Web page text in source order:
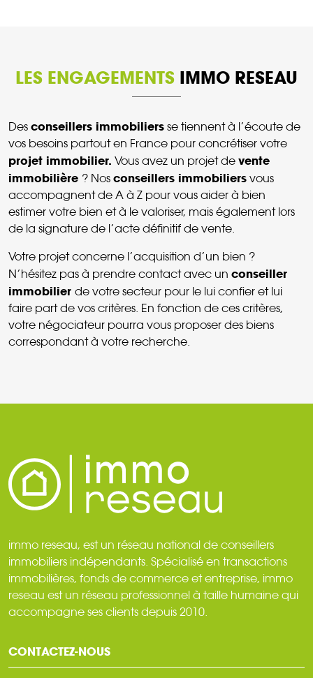
LES ENGAGEMENTS IMMO RESEAU
Des conseillers immobiliers se tiennent à l’écoute de
vos besoins partout en France pour concrétiser votre
projet immobilier. Vous avez un projet de vente
immobilière ? Nos conseillers immobiliers vous
accompagnent de A à Z pour vous aider à bien
estimer votre bien et à le valoriser, mais également lors
de la signature de l’acte définitif de vente.
Votre projet concerne l’acquisition d’un bien ?
N’hésitez pas à prendre contact avec un conseiller
immobilier de votre secteur pour le lui confier et lui
faire part de vos critères. En fonction de ces critères,
votre négociateur pourra vous proposer des biens
correspondant à votre recherche.
immo reseau, est un réseau national de conseillers
immobiliers indépendants. Spécialisé en transactions
immobilières, fonds de commerce et entreprise, immo
reseau est un réseau professionnel à taille humaine qui
accompagne ses clients depuis 2010.
CONTACTEZ-NOUS